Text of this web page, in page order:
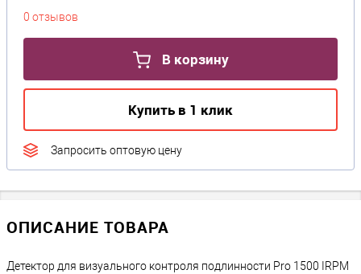
0 отзывов
В корзину
Купить в 1 клик
Запросить оптовую цену
ОПИСАНИЕ ТОВАРА
Детектор для визуального контроля подлинности Pro 1500 IRPM